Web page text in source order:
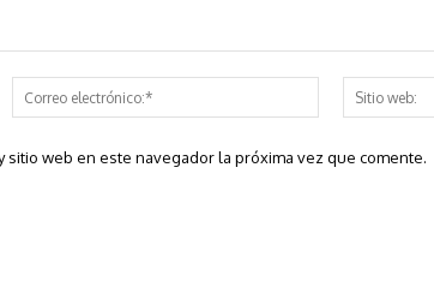
Correo
electrónico:*
web en este navegador la próxima vez que comente.